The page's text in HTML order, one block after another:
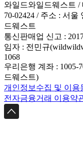
와일드와일드웨스트 /
70-02424 / 주소 : 서
드웨스트
통신판매업 신고 :
임자 : 전민규
1068
우리은행 계좌 : 1005-
드웨스트)
개인정보수집 및 이용
전자금융거래 이용약